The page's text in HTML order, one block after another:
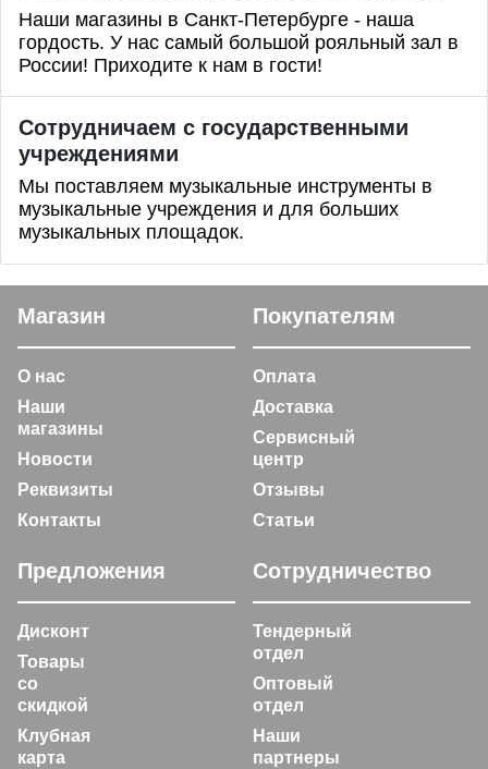
Наши магазины в Санкт-Петербурге - наша
гордость. У нас самый большой рояльный зал в
России! Приходите к нам в гости!
Сотрудничаем с государственными
учреждениями
Мы поставляем музыкальные инструменты в
музыкальные учреждения и для больших
музыкальных площадок.
Магазин
О нас
Наши
магазины
Новости
Реквизиты
Контакты
Покупателям
Оплата
Доставка
Сервисный
центр
Отзывы
Статьи
Предложения
Дисконт
Товары
со
скидкой
Клубная
карта
Сотрудничество
Тендерный
отдел
Оптовый
отдел
Наши
партнеры